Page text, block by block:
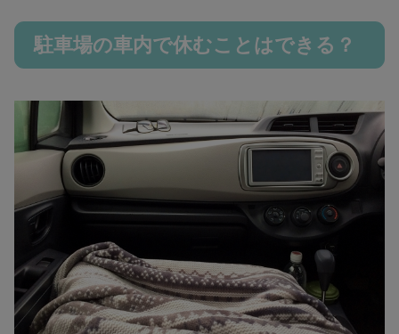
駐車場の車内で休むことはできる？